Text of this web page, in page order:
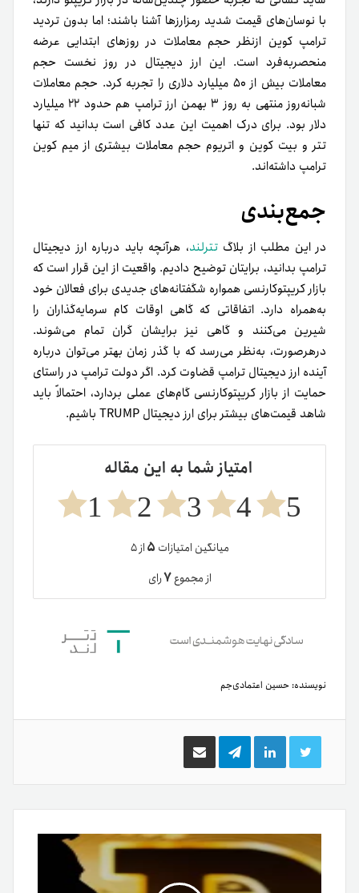
با نوسان‌های قیمت شدید رمزارزها آشنا باشند؛ اما بدون تردید
ترامپ کوین از‌نظر حجم معاملات در روزهای ابتدایی عرضه
منحصربه‌فرد است. این ارز دیجیتال در روز نخست حجم
معاملات بیش از ۵۰ میلیارد دلاری را تجربه کرد. حجم معاملات
شبانه‌روز منتهی به روز ۳ بهمن ارز ترامپ هم حدود ۲۲ میلیارد
دلار بود. برای درک اهمیت این عدد کافی است بدانید که تنها
تتر و بیت کوین و اتریوم حجم معاملات بیشتری از میم کوین
ترامپ داشته‌اند.
جمع‌بندی
در این مطلب از بلاگتترلند، هرآنچه باید درباره ارز دیجیتال
ترامپ بدانید، برایتان توضیح دادیم. واقعیت از این قرار است که
بازار کریپتوکارنسی همواره شگفتانه‌های جدیدی برای فعالان خود
به‌همراه دارد. اتفاقاتی که گاهی اوقات کام سرمایه‌گذاران را
شیرین می‌کنند و گاهی نیز برایشان گران تمام می‌شوند.
در‌هر‌صورت، به‌نظر می‌رسد که با گذر زمان بهتر می‌توان درباره
آینده ارز دیجیتال ترامپ قضاوت کرد. اگر دولت ترامپ در راستای
حمایت از بازار کریپتوکارنسی گام‌های عملی بردارد، احتمالاً باید
شاهد قیمت‌های بیشتر برای ارز دیجیتال TRUMP باشیم.
امتیاز شما به این مقاله
5
4
3
2
1
میانگین امتیازات ۵از ۵
از مجموع۷رای
نویسنده: حسین اعتمادی‌جم
توییتر لینکدینتلگرام اشتراک
گذاری
ایمیل